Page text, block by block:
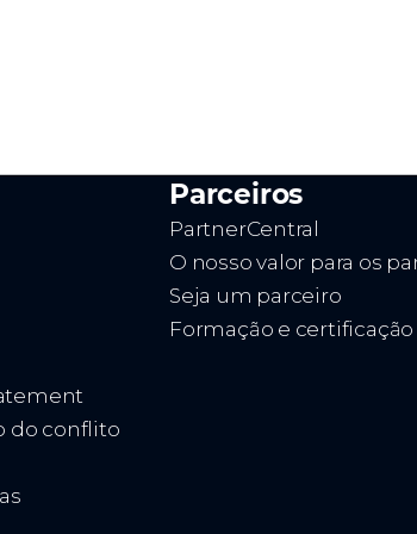
do conflito
Parceiros
PartnerCentral
O nosso valor para os
Seja um parceiro
Formação e certificação